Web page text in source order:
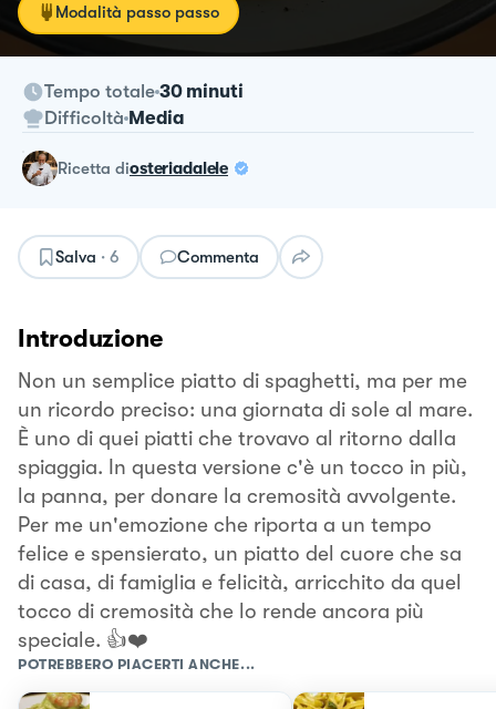
Modalità passo passo
Tempo totale 30 minuti
Difficoltà Media
ricetta diosteriadalele
Salva · 6 Commenta
Introduzione
Non un semplice piatto di spaghetti, ma per me
un ricordo preciso: una giornata di sole al mare.
È uno di quei piatti che trovavo al ritorno dalla
spiaggia. In questa versione c'è un tocco in più,
la panna, per donare la cremosità avvolgente.
Per me un'emozione che riporta a un tempo
felice e spensierato, un piatto del cuore che sa
di casa, di famiglia e felicità, arricchito da quel
tocco di cremosità che lo rende ancora più
speciale. 👍❤️
POTREBBERO PIACERTI ANCHE...